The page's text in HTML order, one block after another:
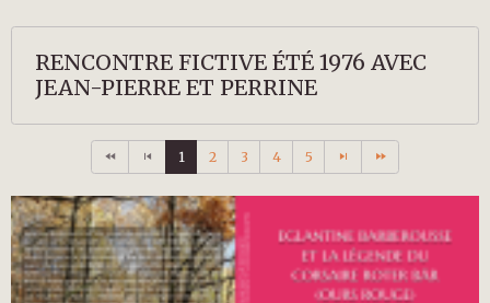
RENCONTRE FICTIVE ÉTÉ 1976 AVEC
JEAN-PIERRE ET PERRINE
1 2 3 4 5